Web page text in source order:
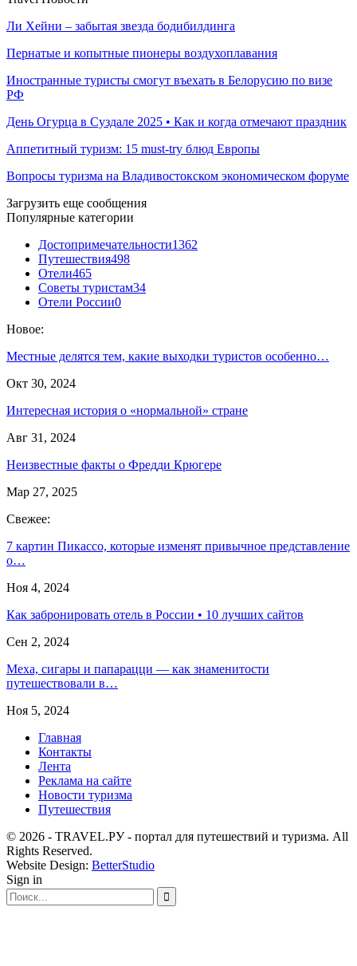
Ли Хейни – забытая звезда бодибилдинга
Пернатые и копытные пионеры воздухоплавания
Иностранные туристы смогут въехать в Белорусию по визе
РФ
День Огурца в Суздале 2025 • Как и когда отмечают праздник
Аппетитный туризм: 15 must-try блюд Европы
Вопросы туризма на Владивостокском экономическом форуме
Загрузить еще сообщения
Популярные категории
Достопримечательности1362
Путешествия498
Отели465
Советы туристам34
Отели России0
Новое:
Местные делятся тем, какие выходки туристов особенно…
Окт 30, 2024
Интересная история о «нормальной» стране
Авг 31, 2024
Неизвестные факты о Фредди Крюгере
Мар 27, 2025
Свежее:
7 картин Пикассо, которые изменят привычное представление
о…
Ноя 4, 2024
Как забронировать отель в России • 10 лучших сайтов
Сен 2, 2024
Меха, сигары и папарацци — как знаменитости
путешествовали в…
Ноя 5, 2024
Главная
Контакты
Лента
Реклама на сайте
Новости туризма
Путешествия
© 2026 - TRAVEL.РУ - портал для путешествий и туризма. All
Rights Reserved.
Website Design: BetterStudio
Sign in